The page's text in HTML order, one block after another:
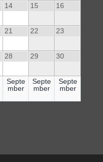
14 15 16
21 22 23
28 29 30
Septe
mber
Septe
mber
Septe
mber